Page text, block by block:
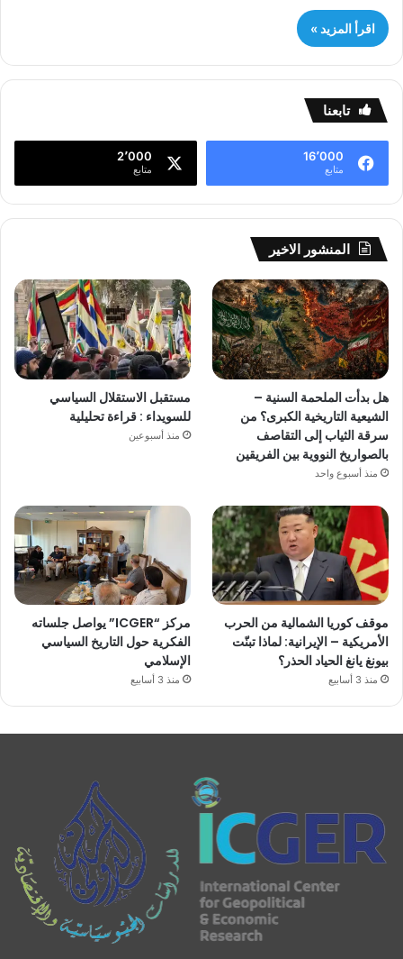
اقرأ المزيد »
تابعنا
16٬000
متابع
2٬000
متابع
المنشور الاخير
هل بدأت الملحمة السنية –
الشيعية التاريخية الكبرى؟ من
سرقة الثياب إلى التقاصف
بالصواريخ النووية بين الفريقين
منذ أسبوع واحد
مستقبل الاستقلال السياسي
للسويداء : قراءة تحليلية
منذ أسبوعين
موقف كوريا الشمالية من الحرب
الأمريكية – الإيرانية: لماذا تبنّت
بيونغ يانغ الحياد الحذر؟
منذ 3 أسابيع
مركز “ICGER” يواصل جلساته
الفكرية حول التاريخ السياسي
الإسلامي
منذ 3 أسابيع